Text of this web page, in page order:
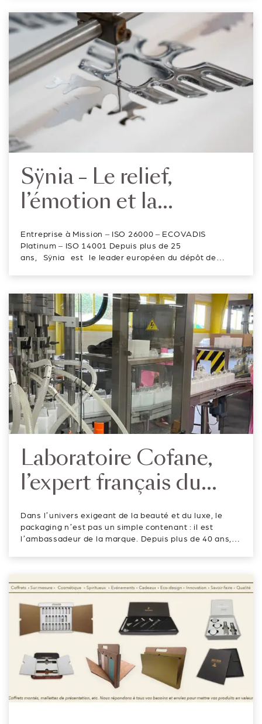
international
International Product Management (Business Area
Packaging &am...
Sÿnia – Le relief,
l’émotion et la
précision de l’artisanat
français
Entreprise à Mission – ISO 26000 – ECOVADIS
Platinum – ISO 14001 Depuis plus de 25
ans, Sÿnia est le leader européen du dépôt de
maîtrisons chaque é...
Laboratoire Cofane,
l’expert français du
conditionnement
cosmétique et parfum
Dans l’univers exigeant de la beauté et du luxe, le
packaging n’est pas un simple contenant : il est
l’ambassadeur de la marque. Depuis plus de 40 ans,